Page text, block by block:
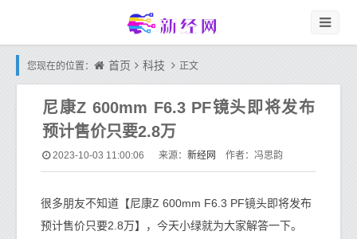
您现在的位置： 首页 科技 正文
尼康Z 600mm F6.3 PF镜头即将发布
预计售价只要2.8万
2023-10-03 11:00:06 来源： 新经网 作者：冯思韵
很多朋友不知道【尼康Z 600mm F6.3 PF镜头即将发布
预计售价只要2.8万】，今天小绿就为大家解答一下。